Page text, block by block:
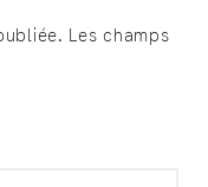
Les champs